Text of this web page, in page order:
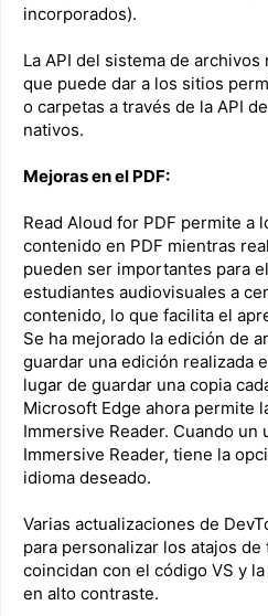
incorporados).
La API del sistema de
que puede dar a los sitios
o carpetas a través de la API
nativos.
Mejoras en el PDF:
Read Aloud for PDF permite a
contenido en PDF mientras
pueden ser importantes para
estudiantes audiovisuales a
contenido, lo que facilita el
Se ha mejorado la edición de
guardar una edición realizada
lugar de guardar una copia
Microsoft Edge ahora permite
Immersive Reader. Cuando un
Immersive Reader, tiene la
idioma deseado.
Varias actualizaciones de
para personalizar los atajos de
coincidan con el código VS y
en alto contraste.